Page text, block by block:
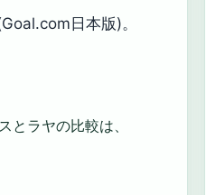
日本版)。
ラヤの比較は、